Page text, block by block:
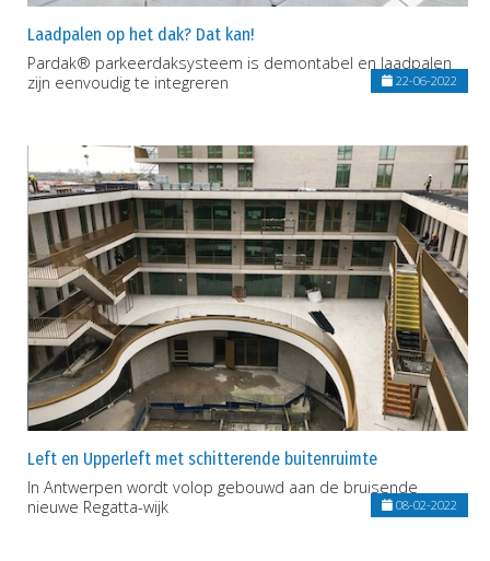
Laadpalen op het dak? Dat kan!
Pardak® parkeerdaksysteem is demontabel en laadpalen
zijn eenvoudig te integreren
22-06-2022
Left en Upperleft met schitterende buitenruimte
In Antwerpen wordt volop gebouwd aan de bruisende
nieuwe Regatta-wijk
08-02-2022